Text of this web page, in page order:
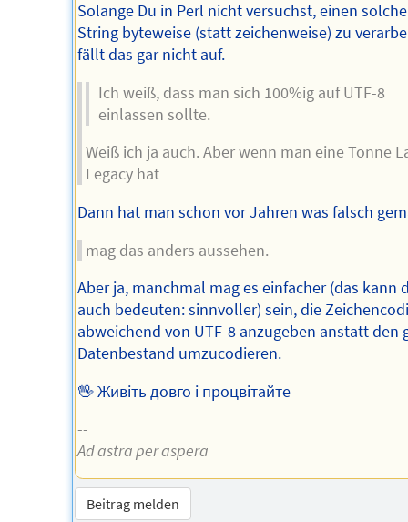
Solange Du in Perl nicht versuchst, einen
String byteweise (statt zeichenweise) zu
fällt das gar nicht auf.
Ich weiß, dass man sich 100%ig auf UTF-8
einlassen sollte.
Weiß ich ja auch. Aber wenn man eine Tonne
Legacy hat
Dann hat man schon vor Jahren was falsch
mag das anders aussehen.
Aber ja, manchmal mag es einfacher (das kann
auch bedeuten: sinnvoller) sein, die
abweichend von UTF-8 anzugeben anstatt den
Datenbestand umzucodieren.
🖖 Живіть довго і процвітайте
--
Ad astra per aspera
Beitrag melden